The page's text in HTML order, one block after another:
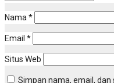
Nama *
Email *
Situs Web
Simpan nama, email,